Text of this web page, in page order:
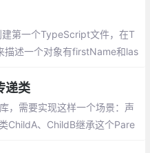
可以在
系统上
第一个TypeScript文件，在T
述一个对象有firstName和las
编程
递类
，需要实现这样一个场景：声
ChildA、ChildB继承这个Pare